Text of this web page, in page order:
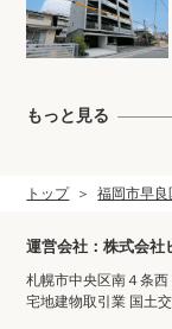
もっと見る
トップ 福岡市早良
運営会社：株式会社
札幌市中央区南４条
宅地建物取引業 国土